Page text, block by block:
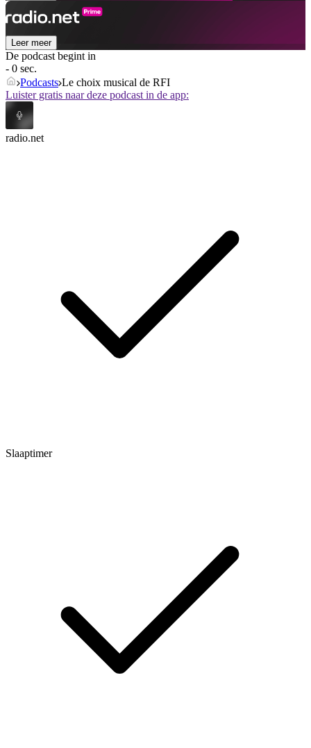
Leer meer
De podcast begint in
- 0 sec.
Podcasts Le choix musical de RFI
Luister gratis naar deze podcast in de app:
radio.net
Slaaptimer